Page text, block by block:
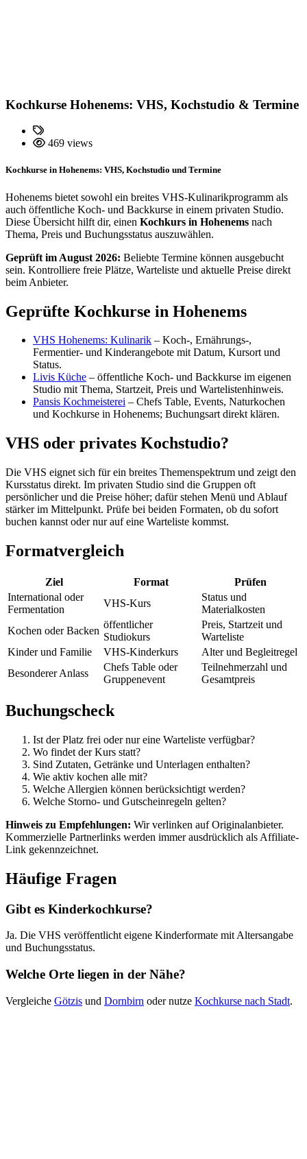
Kochkurse Hohenems: VHS, Kochstudio & Termine
469 views
Kochkurse in Hohenems: VHS, Kochstudio und Termine
Hohenems bietet sowohl ein breites VHS-Kulinarikprogramm als
auch öffentliche Koch- und Backkurse in einem privaten Studio.
Diese Übersicht hilft dir, einen Kochkurs in Hohenems nach
Thema, Preis und Buchungsstatus auszuwählen.
Geprüft im August 2026: Beliebte Termine können ausgebucht
sein. Kontrolliere freie Plätze, Warteliste und aktuelle Preise direkt
beim Anbieter.
Geprüfte Kochkurse in Hohenems
VHS Hohenems: Kulinarik – Koch-, Ernährungs-,
Fermentier- und Kinderangebote mit Datum, Kursort und
Status.
Livis Küche – öffentliche Koch- und Backkurse im eigenen
Studio mit Thema, Startzeit, Preis und Wartelistenhinweis.
Pansis Kochmeisterei – Chefs Table, Events, Naturkochen
und Kochkurse in Hohenems; Buchungsart direkt klären.
VHS oder privates Kochstudio?
Die VHS eignet sich für ein breites Themenspektrum und zeigt den
Kursstatus direkt. Im privaten Studio sind die Gruppen oft
persönlicher und die Preise höher; dafür stehen Menü und Ablauf
stärker im Mittelpunkt. Prüfe bei beiden Formaten, ob du sofort
buchen kannst oder nur auf eine Warteliste kommst.
Formatvergleich
Ziel Format
Prüfen
International oder
Fermentation
VHS-Kurs
Status und
Materialkosten
Kochen oder Backen
öffentlicher
Studiokurs
Preis, Startzeit und
Warteliste
Kinder und Familie
VHS-Kinderkurs
Alter und Begleitregel
Besonderer Anlass
Chefs Table oder
Gruppenevent
Teilnehmerzahl und
Gesamtpreis
Buchungscheck
Ist der Platz frei oder nur eine Warteliste verfügbar?
Wo findet der Kurs statt?
Sind Zutaten, Getränke und Unterlagen enthalten?
Wie aktiv kochen alle mit?
Welche Allergien können berücksichtigt werden?
Welche Storno- und Gutscheinregeln gelten?
Hinweis zu Empfehlungen: Wir verlinken auf Originalanbieter.
Kommerzielle Partnerlinks werden immer ausdrücklich als Affiliate-
Link gekennzeichnet.
Häufige Fragen
Gibt es Kinderkochkurse?
Ja. Die VHS veröffentlicht eigene Kinderformate mit Altersangabe
und Buchungsstatus.
Welche Orte liegen in der Nähe?
Vergleiche Götzis und Dornbirn oder nutze Kochkurse nach Stadt.